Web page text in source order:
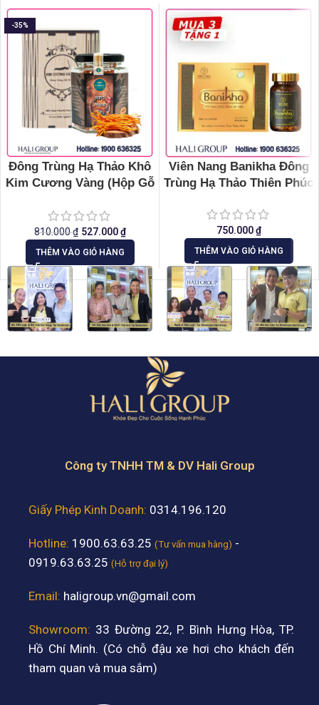
-35%
Đông Trùng Hạ Thảo Khô
Kim Cương Vàng (Hộp Gỗ
810.000₫ 527.000₫
THÊM VÀO GIỎ HÀNG
Viên Nang Banikha Đông
Trùng Hạ Thảo Thiên Phúc
750.000₫
THÊM VÀO GIỎ HÀNG
Công ty TNHH TM & DV Hali Group
Giấy Phép Kinh Doanh: 0314.196.120
Hotline: 1900.63.63.25 (Tư vấn mua hàng) -
0919.63.63.25 (Hỗ trợ đại lý)
Email: haligroup.vn@gmail.com
Showroom: 33 Đường 22, P. Bình Hưng Hòa, TP.
Hồ Chí Minh. (Có chỗ đậu xe hơi cho khách đến
tham quan và mua sắm)